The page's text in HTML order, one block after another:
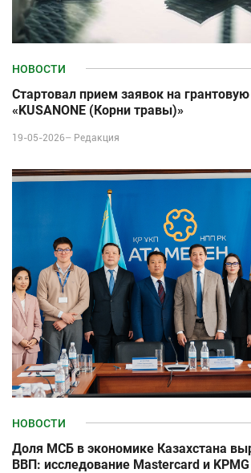
НОВОСТИ
Стартовал прием заявок на
«KUSANONE (Корни травы)»
19-05-2026– Редакция
НОВОСТИ
Доля МСБ в экономике Казахстана
ВВП: исследование Mastercard и KPMG